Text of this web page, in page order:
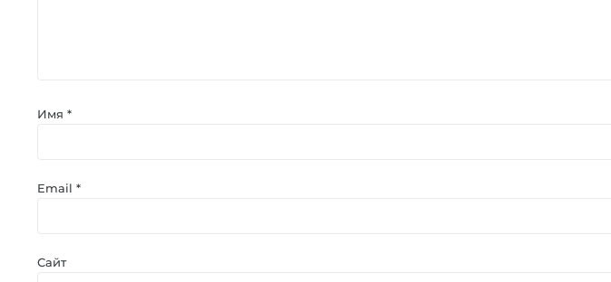
Имя *
Email *
Сайт